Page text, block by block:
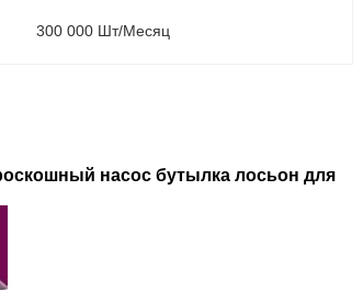
300 000 Шт/месяц
насос бутылка лосьон для